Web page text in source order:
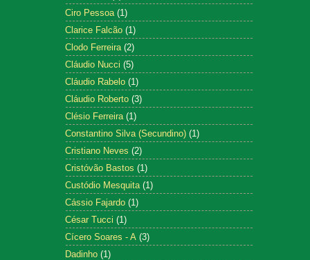
Ciro Pessoa (1)
Clarice Falcão (1)
Clodo Ferreira (2)
Cláudio Nucci (5)
Cláudio Rabelo (1)
Cláudio Roberto (3)
Clésio Ferreira (1)
Constantino Silva (Secundino) (1)
Cristiano Neves (2)
Cristóvão Bastos (1)
Custódio Mesquita (1)
Cássio Fajardo (1)
César Tucci (1)
Cícero Soares - A (3)
Dadinho (1)